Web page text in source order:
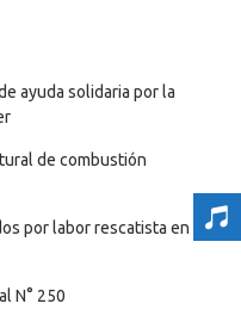
ayuda solidaria por la
de combustión
por labor rescatista en
N° 250